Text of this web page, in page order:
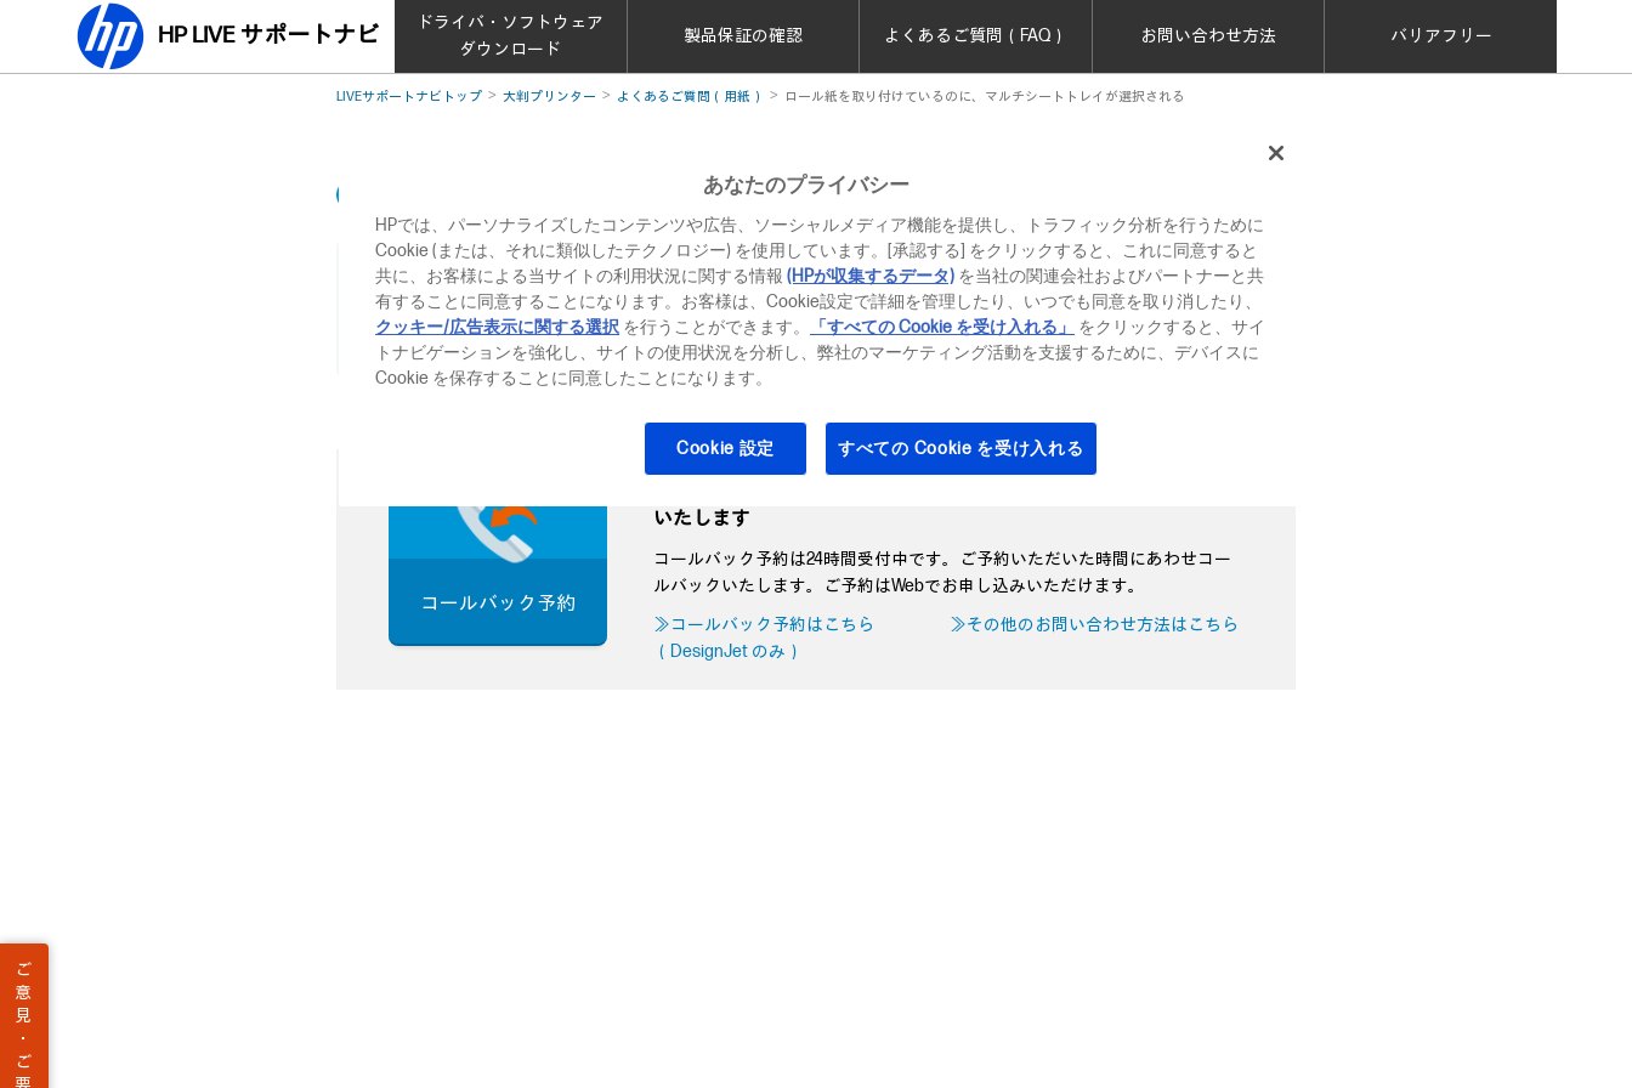
HP LIVE サポートナビ
ドライバ・ソフトウェア
ダウンロード
製品保証の確認 よくあるご質問（FAQ） お問い合わせ方法 バリアフリー
LIVEサポートナビトップ 大判プリンター よくあるご質問（用紙） ロール紙を取り付けているのに、マルチシートトレイが選択される
ロール紙を取り付けているのに、マルチシートトレイが選択される
ロール紙を取り付けているのに、マルチシートトレイが選択される場合、以下の対処方法を確
認します。
HP Designjet T120/T520 ePrinter シリーズ - ロール紙の取り付け/取り外し
ご
意
見
・
ご
コールバック予約
いたします
コールバック予約は24時間受付中です。ご予約いただいた時間にあわせコー
ルバックいたします。ご予約はWebでお申し込みいただけます。
≫コールバック予約はこちら
（DesignJet のみ）
≫その他のお問い合わせ方法はこちら
あなたのプライバシー
HPでは、パーソナライズしたコンテンツや広告、ソーシャルメディア機能を提供し、トラフィック分析を行うために
Cookie (または、それに類似したテクノロジー) を使用しています。[承認する] をクリックすると、これに同意すると
共に、お客様による当サイトの利用状況に関する情報 (HPが収集するデータ) を当社の関連会社およびパートナーと共
有することに同意することになります。お客様は、Cookie設定で詳細を管理したり、いつでも同意を取り消したり、
クッキー/広告表示に関する選択 を行うことができます。 「すべての Cookie を受け入れる」
をクリックすると、サイ
トナビゲーションを強化し、サイトの使用状況を分析し、弊社のマーケティング活動を支援するために、デバイスに
Cookie を保存することに同意したことになります。
Cookie 設定 すべての Cookie を受け入れる